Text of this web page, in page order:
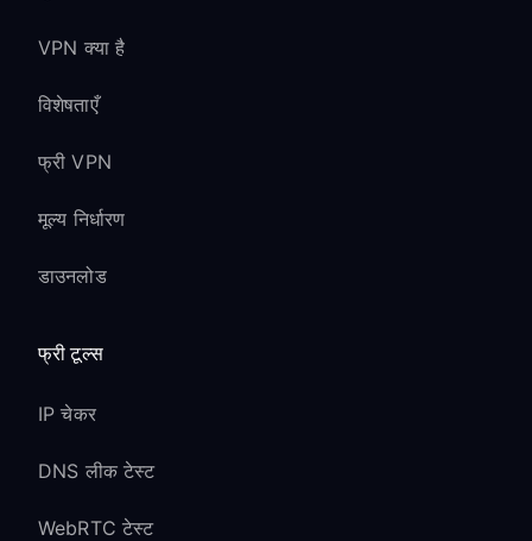
VPN क्या है
विशेषताएँ
फ्री VPN
मूल्य निर्धारण
डाउनलोड
फ्री टूल्स
IP चेकर
DNS लीक टेस्ट
WebRTC टेस्ट